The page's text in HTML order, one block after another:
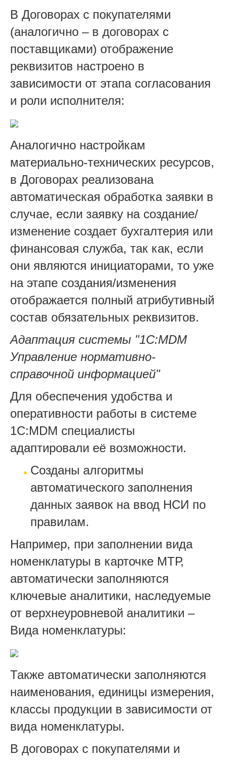
В Договорах с покупателями
(аналогично – в договорах с
поставщиками) отображение
реквизитов настроено в
зависимости от этапа согласования
и роли исполнителя:
Аналогично настройкам
материально-технических ресурсов,
в Договорах реализована
автоматическая обработка заявки в
случае, если заявку на создание/
изменение создает бухгалтерия или
финансовая служба, так как, если
они являются инициаторами, то уже
на этапе создания/изменения
отображается полный атрибутивный
состав обязательных реквизитов.
Адаптация системы "1С:MDM
Управление нормативно-
справочной информацией"
Для обеспечения удобства и
оперативности работы в системе
1С:MDM специалисты
адаптировали её возможности.
Созданы алгоритмы
автоматического заполнения
данных заявок на ввод НСИ по
правилам.
Например, при заполнении вида
номенклатуры в карточке МТР,
автоматически заполняются
ключевые аналитики, наследуемые
от верхнеуровневой аналитики –
Вида номенклатуры:
Также автоматически заполняются
наименования, единицы измерения,
классы продукции в зависимости от
вида номенклатуры.
В договорах с покупателями и